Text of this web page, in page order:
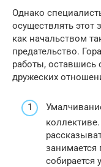
Однако
осуществлять
как начальством
предательство.
работы,
дружеских
собирается